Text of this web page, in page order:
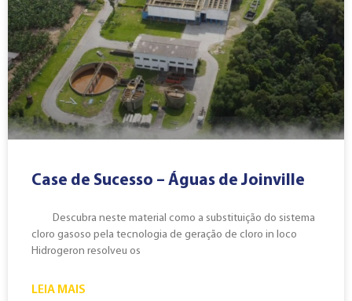
Case de Sucesso – Águas de Joinville
Descubra neste material como a substituição do sistema
cloro gasoso pela tecnologia de geração de cloro in loco
Hidrogeron resolveu os
LEIA MAIS